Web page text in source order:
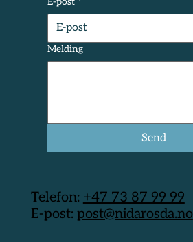
Telefon: +47 73 87 99 99
E-post: post@nidarosda.no
Melding
Send